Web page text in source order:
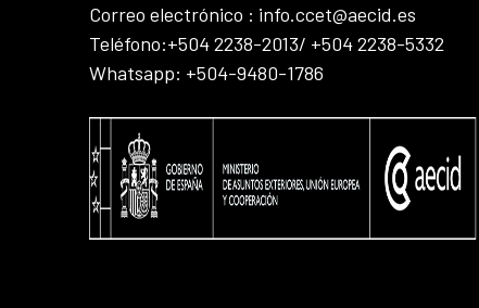
Correo electrónico : info.ccet@aecid.es
Teléfono:+504 2238-2013/ +504 2238-5332
Whatsapp: +504-9480-1786